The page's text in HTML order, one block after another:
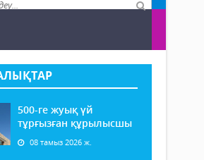
500-ге жуық үй
тұрғызған құрылысшы
08 тамыз 2026 ж.